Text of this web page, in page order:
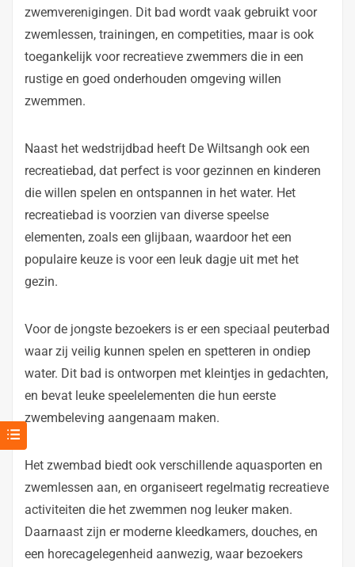
zwemverenigingen. Dit bad wordt vaak gebruikt voor
zwemlessen, trainingen, en competities, maar is ook
toegankelijk voor recreatieve zwemmers die in een
rustige en goed onderhouden omgeving willen
zwemmen.
Naast het wedstrijdbad heeft De Wiltsangh ook een
recreatiebad, dat perfect is voor gezinnen en kinderen
die willen spelen en ontspannen in het water. Het
recreatiebad is voorzien van diverse speelse
elementen, zoals een glijbaan, waardoor het een
populaire keuze is voor een leuk dagje uit met het
gezin.
Voor de jongste bezoekers is er een speciaal peuterbad
waar zij veilig kunnen spelen en spetteren in ondiep
water. Dit bad is ontworpen met kleintjes in gedachten,
en bevat leuke speelelementen die hun eerste
zwembeleving aangenaam maken.
Het zwembad biedt ook verschillende aquasporten en
zwemlessen aan, en organiseert regelmatig recreatieve
activiteiten die het zwemmen nog leuker maken.
Daarnaast zijn er moderne kleedkamers, douches, en
een horecagelegenheid aanwezig, waar bezoekers